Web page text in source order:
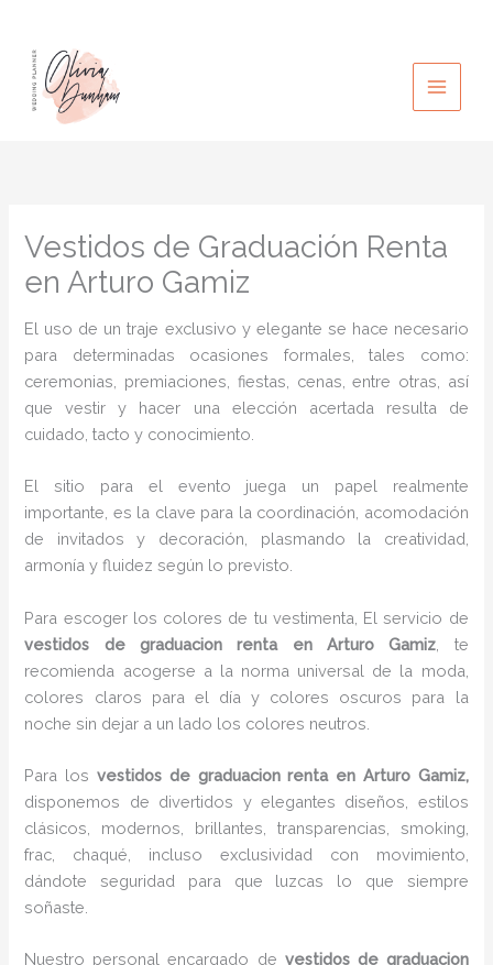
contenido
Vestidos de Graduación Renta
en Arturo Gamiz
El uso de un traje exclusivo y elegante se hace necesario
para determinadas ocasiones formales, tales como:
ceremonias, premiaciones, fiestas, cenas, entre otras, así
que vestir y hacer una elección acertada resulta de
cuidado, tacto y conocimiento.
El sitio para el evento juega un papel realmente
importante, es la clave para la coordinación, acomodación
de invitados y decoración, plasmando la creatividad,
armonía y fluidez según lo previsto.
Para escoger los colores de tu vestimenta, El servicio de
vestidos de graduacion renta en Arturo Gamiz , te
recomienda acogerse a la norma universal de la moda,
colores claros para el día y colores oscuros para la
noche sin dejar a un lado los colores neutros.
Para los vestidos de graduacion rentaen Arturo Gamiz,
disponemos de divertidos y elegantes diseños, estilos
clásicos, modernos, brillantes, transparencias, smoking,
frac, chaqué, incluso exclusividad con movimiento,
dándote seguridad para que luzcas lo que siempre
soñaste.
Nuestro personal encargado de vestidos de graduacion